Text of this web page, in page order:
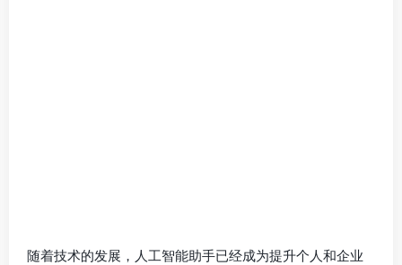
随着技术的发展，人工智能助手已经成为提升个人和企业